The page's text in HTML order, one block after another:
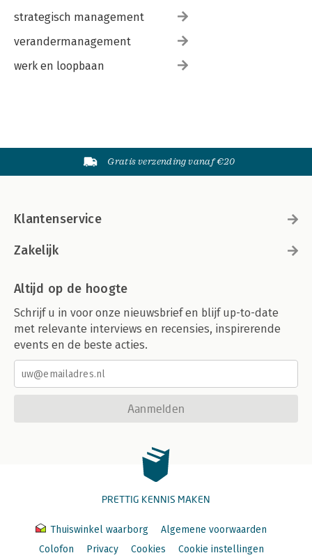
strategisch management
verandermanagement
werk en loopbaan
Gratis verzending vanaf €20
Klantenservice
Zakelijk
Altijd op de hoogte
Schrijf u in voor onze nieuwsbrief en blijf up-to-date
met relevante interviews en recensies, inspirerende
events en de beste acties.
Aanmelden
PRETTIG KENNIS MAKEN
Thuiswinkel waarborg
Algemene voorwaarden
Colofon
Privacy Cookies Cookie instellingen